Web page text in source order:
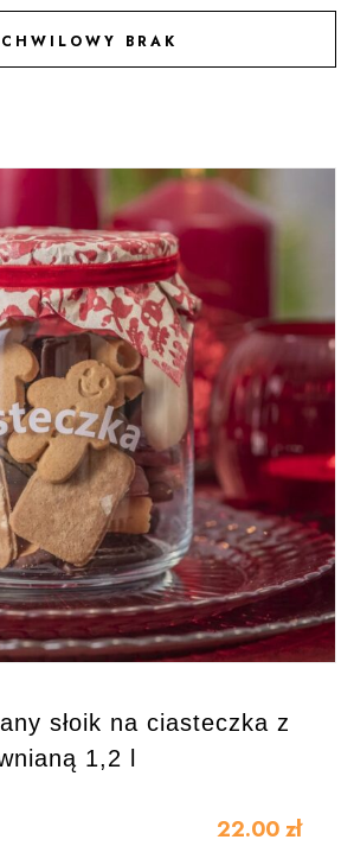
CHWILOWY BRAK
DO ULUBIONYCH
słoik na ciasteczka z
1,2 l
22.00 zł